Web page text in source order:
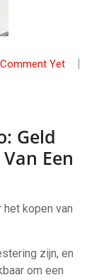
Yet
Geld
Een
kopen van
zijn, en
om een